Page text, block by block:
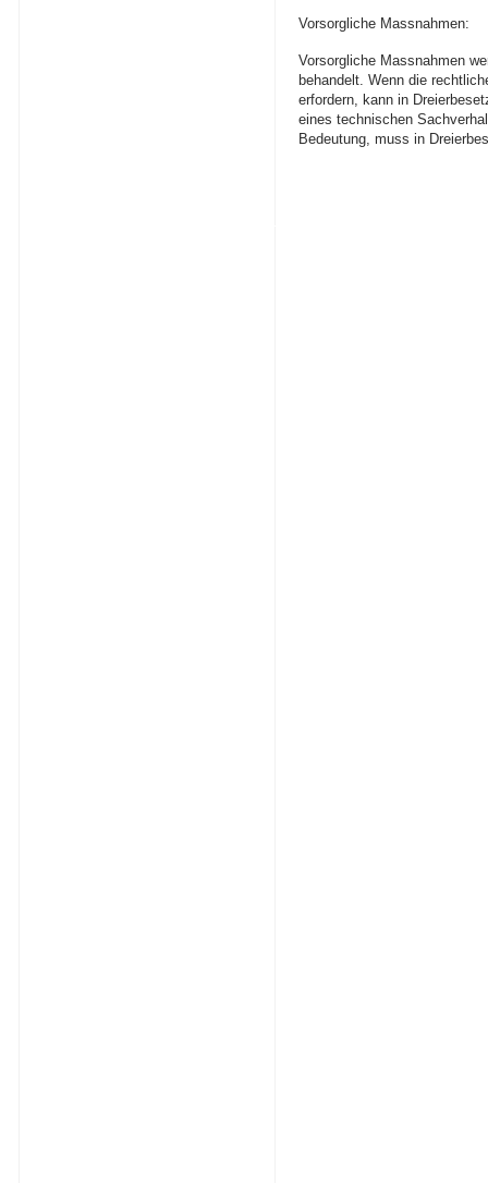
Vorsorgliche Massnahmen:
Vorsorgliche Massnahmen
behandelt. Wenn die
erfordern, kann in
eines technischen
Bedeutung, muss in